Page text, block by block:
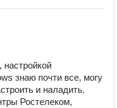
знаю почти все, могу
и наладить.
Ростелеком,